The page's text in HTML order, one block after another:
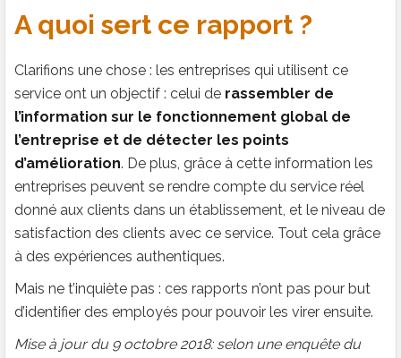
A quoi sert ce rapport ?
Clarifions une chose : les entreprises qui utilisent ce
service ont un objectif : celui de rassembler de
l’information sur le fonctionnement global de
l’entreprise et de détecter les points
d’amélioration. De plus, grâce à cette information les
entreprises peuvent se rendre compte du service réel
donné aux clients dans un établissement, et le niveau de
satisfaction des clients avec ce service. Tout cela grâce
à des expériences authentiques.
Mais ne t’inquiète pas : ces rapports n’ont pas pour but
d’identifier des employés pour pouvoir les virer ensuite.
Mise à jour du 9 octobre 2018: selon une enquête du